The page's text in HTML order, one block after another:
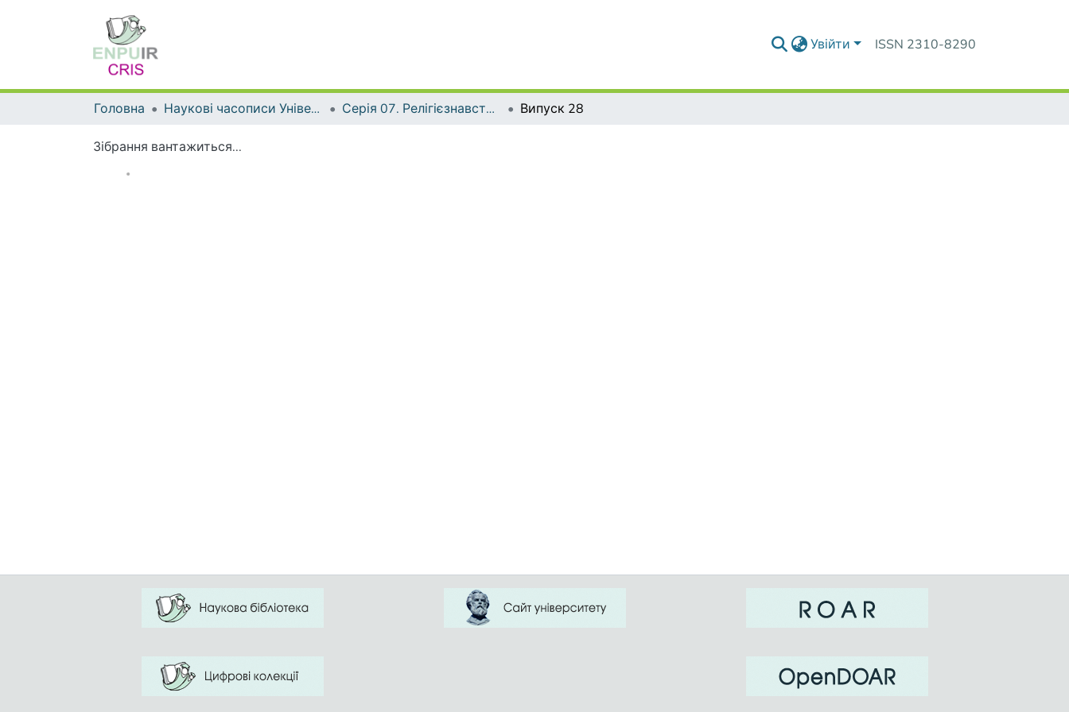
Увійти ISSN 2310-8290
Головна Наукові часописи Університету Серія 07. Релігієзнавство. Культурологія. Філософія Випуск 28
Зібрання вантажиться...